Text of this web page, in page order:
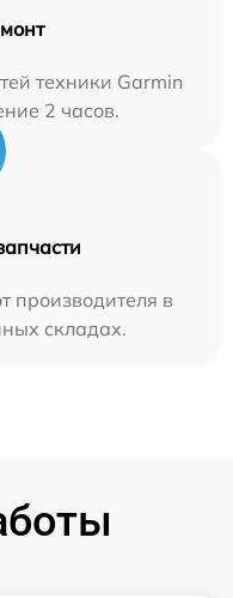
техники Garmin
2 часов.
производителя в
складах.